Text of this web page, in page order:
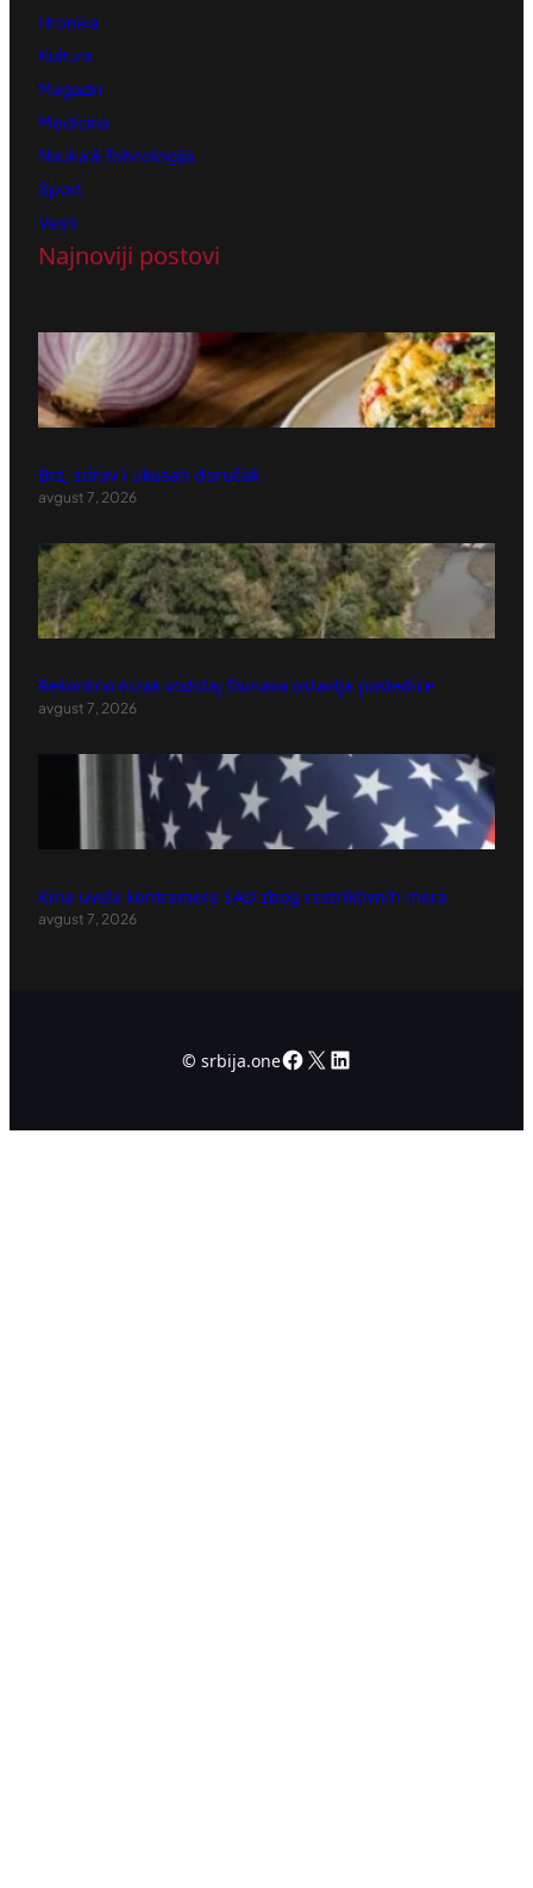
Hronika
Kultura
Magazin
Medicina
Nauka & Tehnologija
Sport
Vesti
Najnoviji postovi
Brz, zdrav i ukusan doručak
avgust 7, 2026
Rekordno nizak vodstaj Dunava ostavlja posledice
avgust 7, 2026
Kina uvela kontramere SAD zbog restriktivnih mera
avgust 7, 2026
© srbija.oneFacebook
X LinkedIn